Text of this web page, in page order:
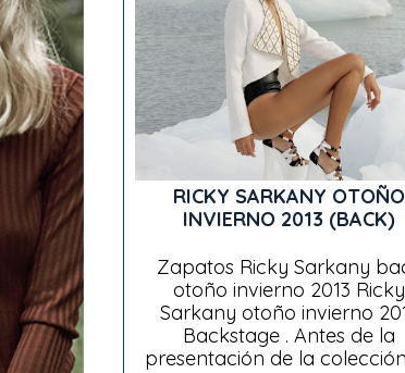
RICKY SARKANY OTOÑO
INVIERNO 2013 (BACK)
Zapatos Ricky Sarkany
otoño invierno 2013 Ricky
Sarkany otoño invierno
Backstage . Antes de la
presentación de la colección